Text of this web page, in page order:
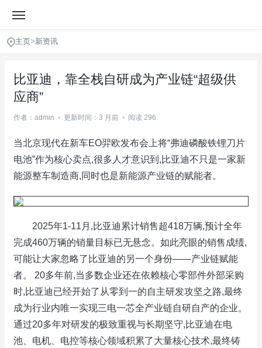
主页>新资讯
比亚迪，靠全栈自研成为产业链“超级供
应商”
作者：admin • 更新时间：3 月前 • 阅读 296
当北京现代在新车EO羿欧发布会上将“弗迪磷酸铁锂刀片
电池”作为核心卖点,很多人才意识到,比亚迪不只是一家新
能源整车制造商,同时也是新能源产业链的赋能者。
2025年1-11月,比亚迪累计销售超418万辆,预计全年
完成460万辆的销量目标已无悬念。如此亮眼的销售成绩,
可能让大家忽略了比亚迪的另一个身份——产业链赋能
者。 20多年前,当多数企业还在依赖核心零部件外部采购
时,比亚迪已经开始了从零到一的自主研发攻坚之路,最终
成为行业内唯一实现三电一芯全产业链自研自产的企业。
通过20多年对研发的极致重视与长期坚守,比亚迪在电
池、电机、电控等核心领域积累了大量核心技术,最终铸